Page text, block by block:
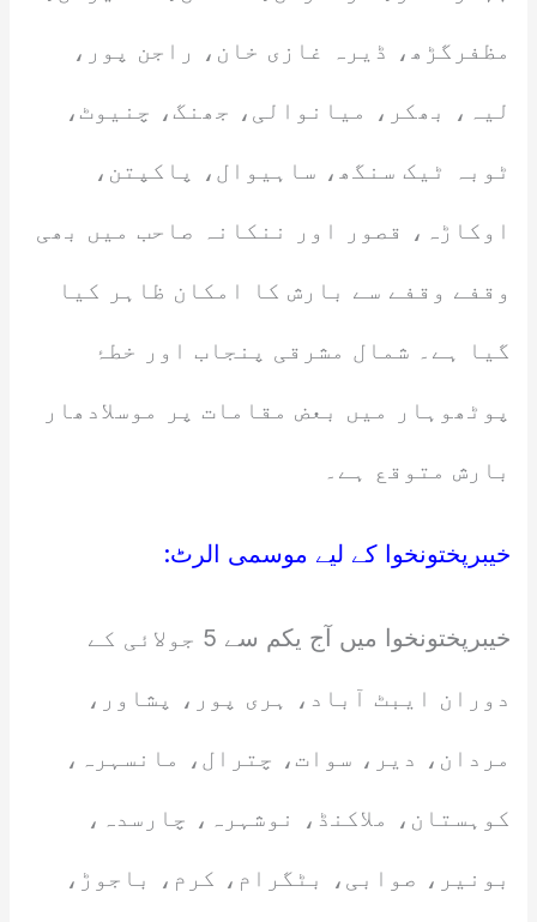
مظفرگڑھ، ڈیرہ غازی خان، راجن پور،
لیہ، بھکر، میانوالی، جھنگ، چنیوٹ،
ٹوبہ ٹیک سنگھ، ساہیوال، پاکپتن،
اوکاڑہ، قصور اور ننکانہ صاحب میں بھی
وقفے وقفے سے بارش کا امکان ظاہر کیا
گیا ہے۔ شمال مشرقی پنجاب اور خطۂ
پوٹھوہار میں بعض مقامات پر موسلادھار
بارش متوقع ہے۔
خیبرپختونخوا کے لیے موسمی الرٹ:
خیبرپختونخوا میں آج یکم سے 5 جولائی کے
دوران ایبٹ آباد، ہری پور، پشاور،
مردان، دیر، سوات، چترال، مانسہرہ،
کوہستان، ملاکنڈ، نوشہرہ، چارسدہ،
بونیر، صوابی، بٹگرام، کرم، باجوڑ،